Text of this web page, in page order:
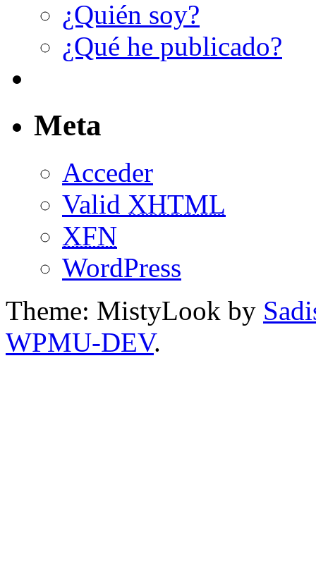
¿Quién soy?
¿Qué he publicado?
Meta
Acceder
Valid XHTML
XFN
WordPress
Theme: MistyLook by
WPMU-DEV.